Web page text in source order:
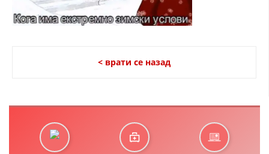
СТРУКТУРА НА ОРГАНИЗАЦИЈАТА
ЧЛЕНСТВО ВО ПРОФЕСИОНАЛНИ ТЕЛА
СТАТУТ НА ЦКРМ
< врати се назад